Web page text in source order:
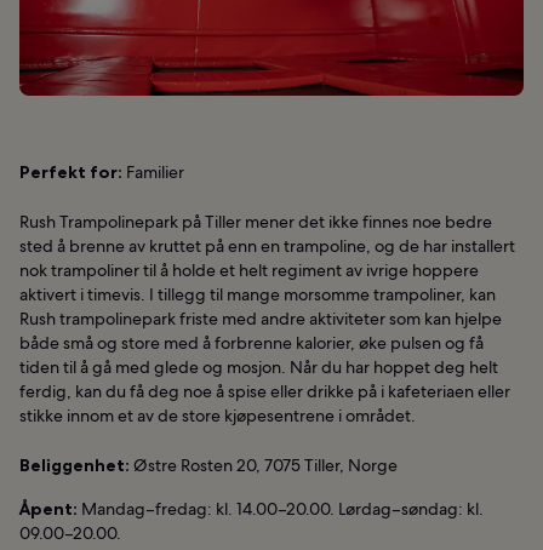
Perfekt for: Familier
Rush Trampolinepark på Tiller mener det ikke finnes noe bedre
sted å brenne av kruttet på enn en trampoline, og de har installert
nok trampoliner til å holde et helt regiment av ivrige hoppere
aktivert i timevis. I tillegg til mange morsomme trampoliner, kan
Rush trampolinepark friste med andre aktiviteter som kan hjelpe
både små og store med å forbrenne kalorier, øke pulsen og få
tiden til å gå med glede og mosjon. Når du har hoppet deg helt
ferdig, kan du få deg noe å spise eller drikke på i kafeteriaen eller
stikke innom et av de store kjøpesentrene i området.
Beliggenhet: Østre Rosten 20, 7075 Tiller, Norge
Åpent: Mandag–fredag: kl. 14.00–20.00. Lørdag–søndag: kl.
09.00–20.00.